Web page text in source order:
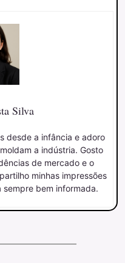
Silva
desde a infância e adoro
a indústria. Gosto
de mercado e o
minhas impressões
bem informada.